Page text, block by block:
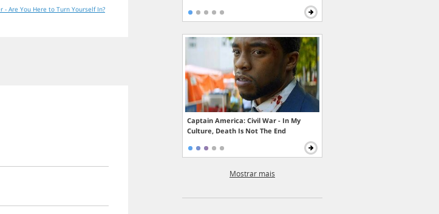
River - Are You Here to Turn Yourself In?
Captain America: Civil War - In My
Culture, Death Is Not The End
Mostrar mais